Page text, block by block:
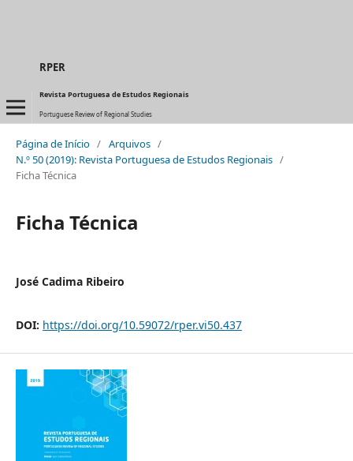
RPER
Revista Portuguesa de Estudos Regionais
Portuguese Review of Regional Studies
Página de Início / Arquivos /
N.º 50 (2019): Revista Portuguesa de Estudos Regionais /
Ficha Técnica
Ficha Técnica
José Cadima Ribeiro
DOI: https://doi.org/10.59072/rper.vi50.437